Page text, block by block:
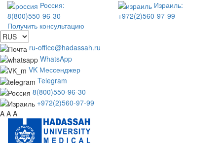
Россия:
8(800)550-96-30
Израиль:
+972(2)560-97-99
Получить консультацию
ru-office@hadassah.ru
WhatsApp
VK Мессенджер
Telegram
8(800)550-96-30
+972(2)560-97-99
A A A